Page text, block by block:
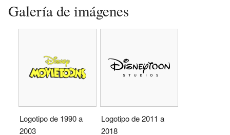
Galería de imágenes
Logotipo de 1990 a
2003
Logotipo de 2011 a
2018